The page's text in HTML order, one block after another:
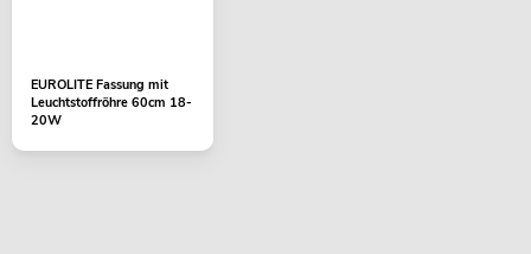
EUROLITE Fassung mit
Leuchtstoffröhre 60cm 18-
20W